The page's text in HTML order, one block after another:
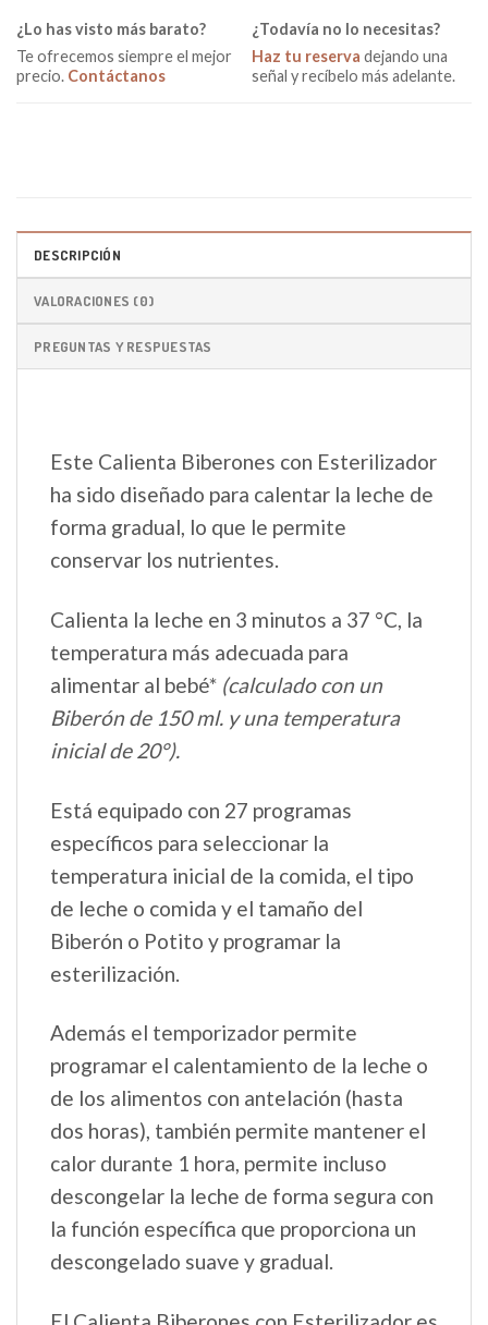
¿Lo has visto más barato?
Te ofrecemos siempre el mejor
precio. Contáctanos
¿Todavía no lo necesitas?
Haz tu reserva dejando una
señal y recíbelo más adelante.
DESCRIPCIÓN
VALORACIONES (0)
PREGUNTAS Y RESPUESTAS
Este Calienta Biberones con Esterilizador
ha sido diseñado para calentar la leche de
forma gradual, lo que le permite
conservar los nutrientes.
Calienta la leche en 3 minutos a 37 °C, la
temperatura más adecuada para
alimentar al bebé* (calculado con un
Biberón de 150 ml. y una temperatura
inicial de 20°).
Está equipado con 27 programas
específicos para seleccionar la
temperatura inicial de la comida, el tipo
de leche o comida y el tamaño del
Biberón o Potito y programar la
esterilización.
Además el temporizador permite
programar el calentamiento de la leche o
de los alimentos con antelación (hasta
dos horas), también permite mantener el
calor durante 1 hora, permite incluso
descongelar la leche de forma segura con
la función específica que proporciona un
descongelado suave y gradual.